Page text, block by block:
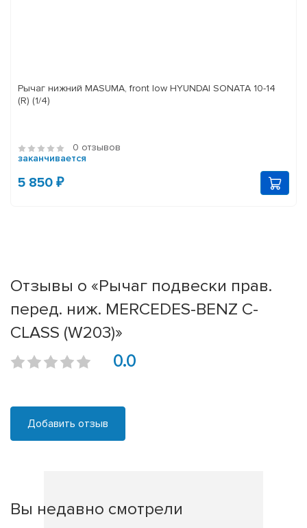
Рычаг нижний MASUMA, front low HYUNDAI SONATA 10-14
(R) (1/4)
0 отзывов
заканчивается
5 850 ₽
Отзывы о «Рычаг подвески прав.
перед. ниж. MERCEDES-BENZ C-
CLASS (W203)»
0.0
Добавить отзыв
Вы недавно смотрели